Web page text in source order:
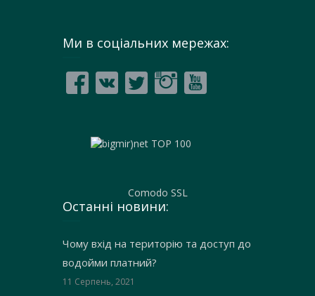
Ми в соціальних мережах:
Comodo SSL
Останні новини:
Чому вхід на територію та доступ до
водойми платний?
11 Серпень, 2021